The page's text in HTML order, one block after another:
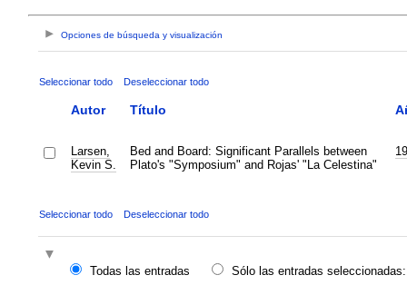
Opciones de búsqueda y visualización
Seleccionar todo Deseleccionar todo
Autor Título
Larsen,
Kevin S.
Bed and Board: Significant Parallels between
Plato's "Symposium" and Rojas' "La Celestina"
Seleccionar todo Deseleccionar todo
Todas las entradas
Sólo las entradas seleccionadas: